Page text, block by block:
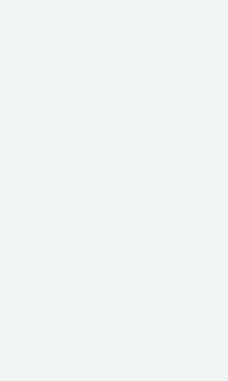
uzmanız.
araştırmasından